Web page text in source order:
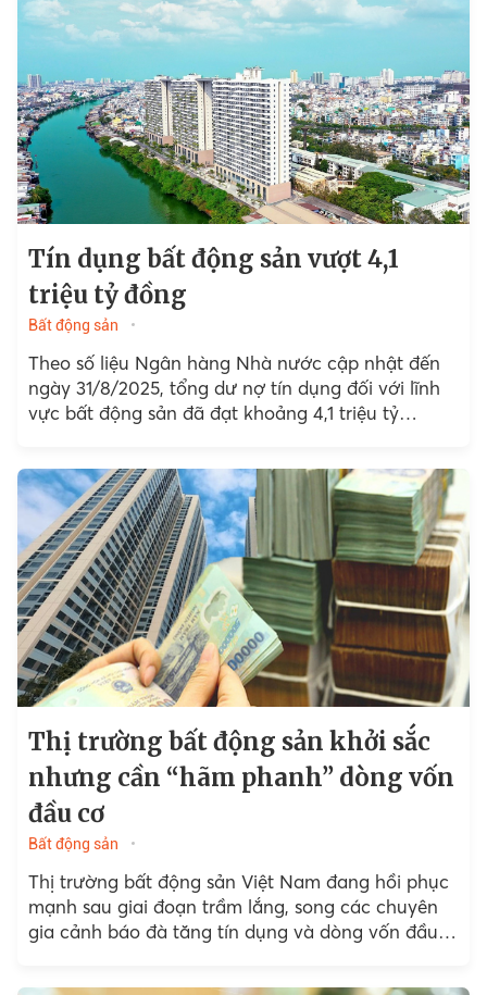
Tín dụng bất động sản vượt 4,1
triệu tỷ đồng
Bất động sản
Theo số liệu Ngân hàng Nhà nước cập nhật đến
ngày 31/8/2025, tổng dư nợ tín dụng đối với lĩnh
vực bất động sản đã đạt khoảng 4,1 triệu tỷ
Thị trường bất động sản khởi sắc
nhưng cần “hãm phanh” dòng vốn
đầu cơ
Bất động sản
Thị trường bất động sản Việt Nam đang hồi phục
mạnh sau giai đoạn trầm lắng, song các chuyên
gia cảnh báo đà tăng tín dụng và dòng vốn đầu